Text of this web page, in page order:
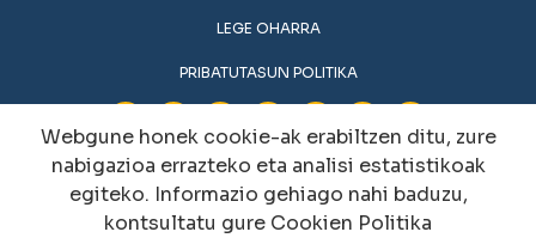
LEGE OHARRA
PRIBATUTASUN POLITIKA
Webgune honek cookie-ak erabiltzen ditu, zure
nabigazioa errazteko eta analisi estatistikoak
egiteko. Informazio gehiago nahi baduzu,
kontsultatu gure Cookien Politika